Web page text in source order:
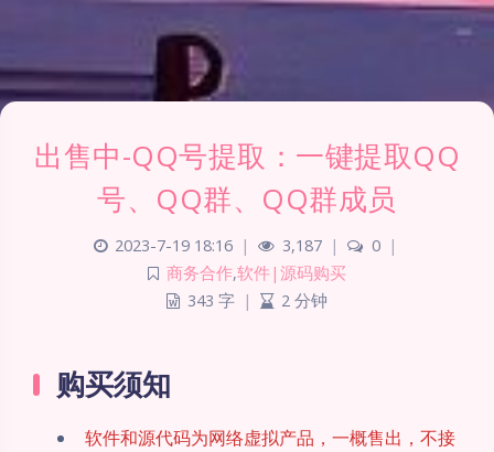
出售中-QQ号提取：一键提取QQ
号、QQ群、QQ群成员
2023-7-19 18:16 | 3,187 | 0
|
商务合作,软件|源码购买
343 字 | 2 分钟
购买须知
软件和源代码为网络虚拟产品，一概售出，不接